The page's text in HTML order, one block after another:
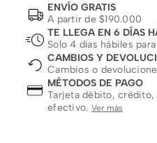
ENVÍO GRATIS
A partir de $190.000
TE LLEGA EN 6 DÍAS
Solo 4 días hábiles
CAMBIOS Y
Cambios o
MÉTODOS DE PAGO
Tarjeta débito, crédito,
efectivo. Ver más